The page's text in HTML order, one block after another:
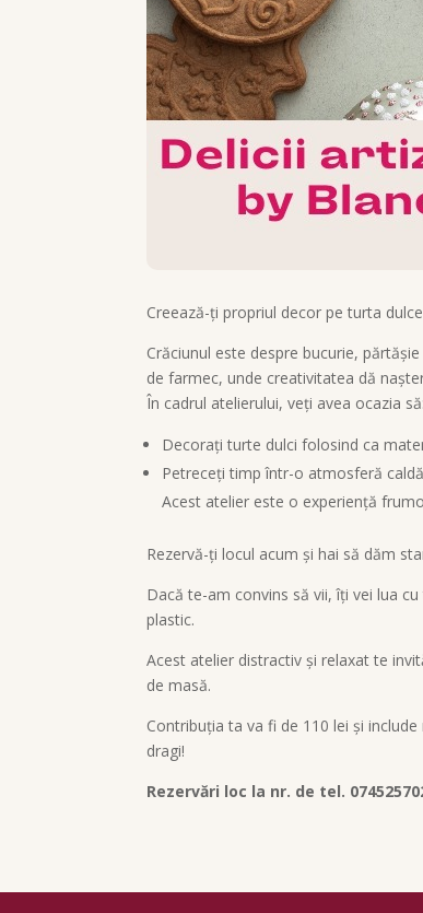
Creează-ți propriul decor pe turta
Crăciunul este despre bucurie,
de farmec, unde creativitatea dă
În cadrul atelierului, veți avea ocazia să:
Decorați turte dulci folosind ca
Petreceți timp într-o atmosferă
Acest atelier este o experiență
Rezervă-ți locul acum și hai să dăm
Dacă te-am convins să vii, îți vei lua
plastic.
Acest atelier distractiv și relaxat te
de masă.
Contribuția ta va fi de 110 lei și
dragi!
Rezervări loc la nr. de tel.